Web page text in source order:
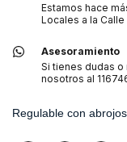
Estamos hace
Locales a la Calle
Asesoramiento
Si tienes dudas
nosotros al
Regulable con